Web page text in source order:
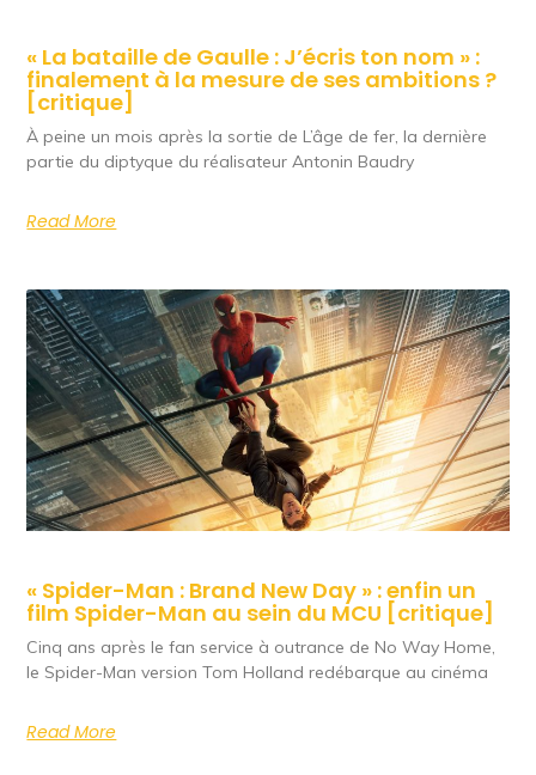
« La bataille de Gaulle : J’écris ton nom » :
finalement à la mesure de ses ambitions ?
[critique]
À peine un mois après la sortie de L’âge de fer, la dernière
partie du diptyque du réalisateur Antonin Baudry
Read More
« Spider-Man : Brand New Day » : enfin un
film Spider-Man au sein du MCU [critique]
Cinq ans après le fan service à outrance de No Way Home,
le Spider-Man version Tom Holland redébarque au cinéma
Read More